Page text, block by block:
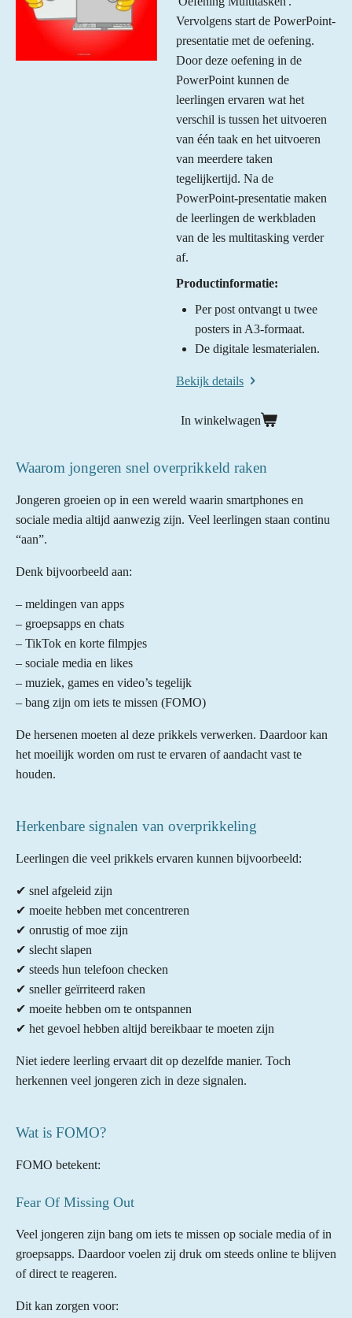
Vervolgens start de PowerPoint-
presentatie met de oefening.
Door deze oefening in de
PowerPoint kunnen de
leerlingen ervaren wat het
verschil is tussen het uitvoeren
van één taak en het uitvoeren
van meerdere taken
tegelijkertijd. Na de
PowerPoint-presentatie maken
de leerlingen de werkbladen
van de les multitasking verder
af.
Productinformatie:
Per post ontvangt u twee
posters in A3-formaat.
De digitale lesmaterialen.
Bekijk details
In winkelwagen
Waarom jongeren snel overprikkeld raken
Jongeren groeien op in een wereld waarin smartphones en
sociale media altijd aanwezig zijn. Veel leerlingen staan continu
“aan”.
Denk bijvoorbeeld aan:
– meldingen van apps
– groepsapps en chats
– TikTok en korte filmpjes
– sociale media en likes
– muziek, games en video’s tegelijk
– bang zijn om iets te missen (FOMO)
De hersenen moeten al deze prikkels verwerken. Daardoor kan
het moeilijk worden om rust te ervaren of aandacht vast te
houden.
Herkenbare signalen van overprikkeling
Leerlingen die veel prikkels ervaren kunnen bijvoorbeeld:
✔ snel afgeleid zijn
✔ moeite hebben met concentreren
✔ onrustig of moe zijn
✔ slecht slapen
✔ steeds hun telefoon checken
✔ sneller geïrriteerd raken
✔ moeite hebben om te ontspannen
✔ het gevoel hebben altijd bereikbaar te moeten zijn
Niet iedere leerling ervaart dit op dezelfde manier. Toch
herkennen veel jongeren zich in deze signalen.
Wat is FOMO?
FOMO betekent:
Fear Of Missing Out
Veel jongeren zijn bang om iets te missen op sociale media of in
groepsapps. Daardoor voelen zij druk om steeds online te blijven
of direct te reageren.
Dit kan zorgen voor: